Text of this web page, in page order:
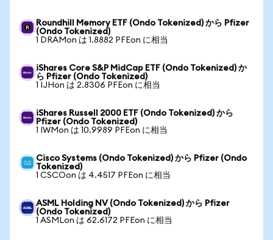
Roundhill Memory ETF (Ondo Tokenized) から Pfizer
(Ondo Tokenized)
1 DRAMon は 1.8882 PFEon に相当
iShares Core S&P MidCap ETF (Ondo Tokenized) か
ら Pfizer (Ondo Tokenized)
1 IJHon は 2.8306 PFEon に相当
iShares Russell 2000 ETF (Ondo Tokenized) から
Pfizer (Ondo Tokenized)
1 IWMon は 10.9989 PFEon に相当
Cisco Systems (Ondo Tokenized) から Pfizer (Ondo
Tokenized)
1 CSCOon は 4.4517 PFEon に相当
ASML Holding NV (Ondo Tokenized) から Pfizer
(Ondo Tokenized)
1 ASMLon は 62.6172 PFEon に相当